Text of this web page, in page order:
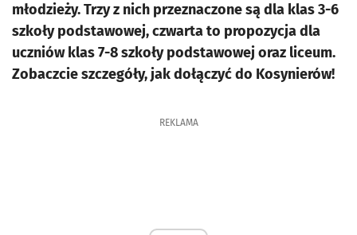
młodzieży. Trzy z nich przeznaczone są dla klas 3-6
szkoły podstawowej, czwarta to propozycja dla
uczniów klas 7-8 szkoły podstawowej oraz liceum.
Zobaczcie szczegóły, jak dołączyć do Kosynierów!
REKLAMA